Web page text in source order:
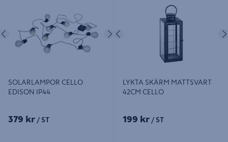
Föregående Nästa
SOLARLAMPOR CELLO
EDISON IP44
379 kr / ST
LYKTA SKÄRM MATTSVART
42CM CELLO
199 kr / ST